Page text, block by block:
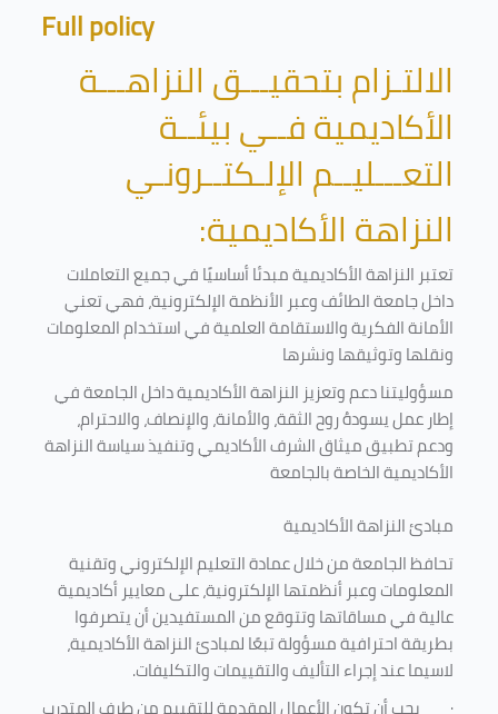
Full policy
الالتـزام بتحقيـــق النزاهـــة
الأكاديمية فــي بيئــة
التعـــليــم الإلـكتــرونـي
النزاهة الأكاديمية:
تعتبر النزاهة الأكاديمية مبدئا أساسيًا في جميع التعاملات
داخل جامعة الطائف وعبر الأنظمة الإلكترونية، فهي تعني
الأمانة الفكرية والاستقامة العلمية في استخدام المعلومات
ونقلها وتوثيقها ونشرها
مسؤوليتنا دعم وتعزيز النزاهة الأكاديمية داخل الجامعة في
إطار عمل يسودهُ روح الثقة، والأمانة، والإنصاف، والاحترام،
ودعم تطبيق ميثاق الشرف الأكاديمي وتنفيذ سياسة النزاهة
الأكاديمية الخاصة بالجامعة
مبادئ النزاهة الأكاديمية
تحافظ الجامعة من خلال عمادة التعليم الإلكتروني وتقنية
المعلومات وعبر أنظمتها الإلكترونية، على معايير أكاديمية
عالية في مساقاتها وتتوقع من المستفيدين أن يتصرفوا
بطريقة احترافية مسؤولة تبعًا لمبادئ النزاهة الأكاديمية،
لاسيما عند إجراء التأليف والتقييمات والتكليفات.